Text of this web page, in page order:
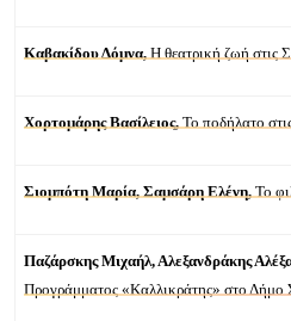
Καβακίδου Δόμνα,Η θεατρική ζωή στις
Χορτομάρης Βασίλειος,Το ποδήλατο
Σιομπότη Μαρία, Σαμσάρη Ελένη,Το
Παζάρσκης Μιχαήλ, Αλεξανδράκης
Προγράμματος «Καλλικράτης» στο Δήμο